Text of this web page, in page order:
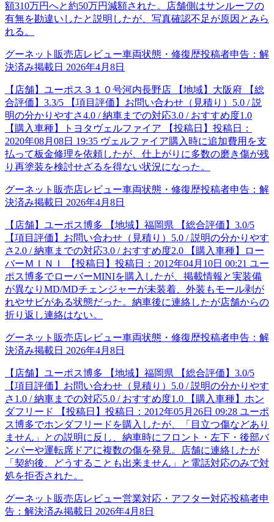
額310万円へと約50万円減額された。店舗側はサンルーフの
有無を勘違いしたと説明したが、写真確認不足が原因とみら
れる。
グーネット販売店レビュー車両状態・修復歴投稿者申告： 解
決済み掲載日 2026年4月8日
【店舗】ユーポス３１０号河内長野店 【地域】大阪府 【総
合評価】3.3/5 【項目評価】お問い合わせ（見積り）5.0 / 説
明の分かりやすさ4.0 / 納車までの対応3.0 / おすすめ度1.0
【購入車種】トヨタヴェルファイア 【投稿日】投稿日：
2020年08月08日 19:35 ヴェルファイア購入時に追加費用を支
払って板金修理を依頼したが、仕上がりに多数の磨き傷が残
り再塗装を検討せざるを得ない状況になった。
グーネット販売店レビュー車両状態・修復歴投稿者申告： 解
決済み掲載日 2026年4月8日
【店舗】ユーポス博多 【地域】福岡県 【総合評価】3.0/5
【項目評価】お問い合わせ（見積り）5.0 / 説明の分かりやす
さ2.0 / 納車までの対応3.0 / おすすめ度2.0 【購入車種】ロー
バーＭＩＮＩ 【投稿日】投稿日：2012年04月10日 00:21 ユー
ポス博多でローバーMINIを購入したが、掲載情報と実装備
が異なりMD/MDチェンジャーが未装着、外装もモール剥が
れやサビがある状態だった。納車後に連絡したが店舗からの
折り返し連絡はない。
グーネット販売店レビュー車両状態・修復歴投稿者申告： 解
決済み掲載日 2026年4月8日
【店舗】ユーポス博多 【地域】福岡県 【総合評価】3.0/5
【項目評価】お問い合わせ（見積り）5.0 / 説明の分かりやす
さ1.0 / 納車までの対応5.0 / おすすめ度1.0 【購入車種】ホン
ダフリード 【投稿日】投稿日：2012年05月26日 09:28 ユーポ
ス博多でホンダフリードを購入したが、「目立つ傷などあり
ません」との説明に反し、納車時にフロント・左下・後部バ
ンパーや運転席ドアに複数の傷を発見。店舗に連絡したが
「契約後、どうすることも出来ません」と電話対応のみで対
処を拒否された。
グーネット販売店レビュー営業対応・アフター対応投稿者申
告： 解決済み掲載日 2026年4月8日